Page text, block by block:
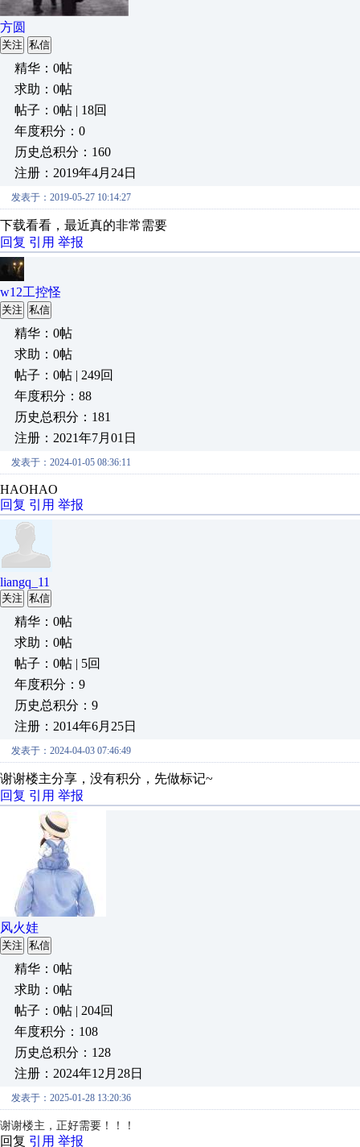
方圆
关注 私信
精华：0帖
求助：0帖
帖子：0帖 | 18回
年度积分：0
历史总积分：160
注册：2019年4月24日
发表于：2019-05-27 10:14:27
下载看看，最近真的非常需要
回复 引用 举报
w12工控怪
关注 私信
精华：0帖
求助：0帖
帖子：0帖 | 249回
年度积分：88
历史总积分：181
注册：2021年7月01日
发表于：2024-01-05 08:36:11
HAOHAO
回复 引用 举报
liangq_11
关注 私信
精华：0帖
求助：0帖
帖子：0帖 | 5回
年度积分：9
历史总积分：9
注册：2014年6月25日
发表于：2024-04-03 07:46:49
谢谢楼主分享，没有积分，先做标记~
回复 引用 举报
风火娃
关注 私信
精华：0帖
求助：0帖
帖子：0帖 | 204回
年度积分：108
历史总积分：128
注册：2024年12月28日
发表于：2025-01-28 13:20:36
谢谢楼主，正好需要！！！
回复 引用 举报